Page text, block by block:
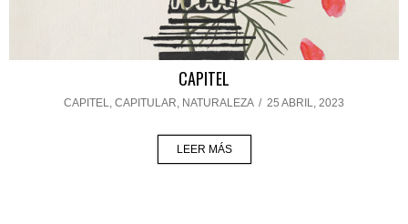
CAPITEL
CAPITEL CAPITULAR NATURALEZA / 25 ABRIL, 2023
LEER MÁS